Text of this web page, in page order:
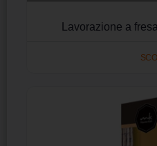
Lavorazione a